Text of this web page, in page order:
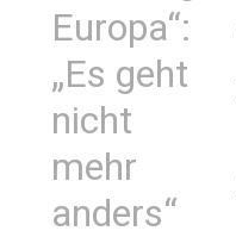
Europa“:
„Es geht
nicht
mehr
anders“